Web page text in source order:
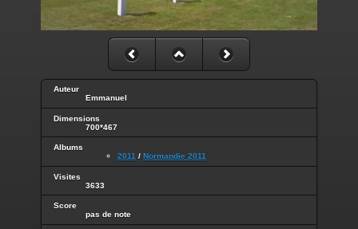
Auteur
Emmanuel
Dimensions
700*467
Albums
2011 / Normandie 2011
Visites
3633
Score
pas de note